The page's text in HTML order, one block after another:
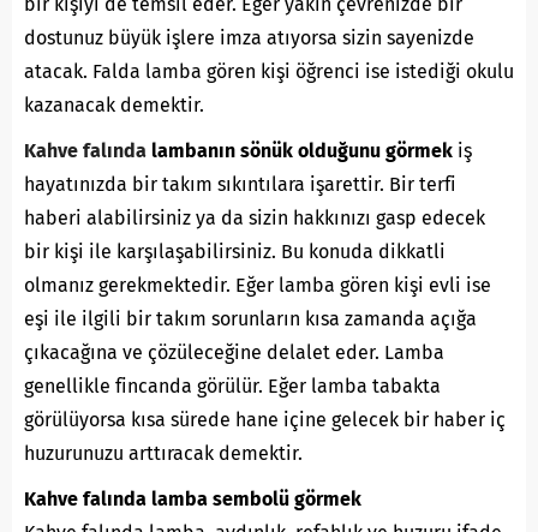
dostunuz büyük işlere imza atıyorsa sizin sayenizde
atacak. Falda lamba gören kişi öğrenci ise istediği okulu
kazanacak demektir.
Kahve falında lambanın sönük olduğunu görmek iş
hayatınızda bir takım sıkıntılara işarettir. Bir terfi
haberi alabilirsiniz ya da sizin hakkınızı gasp edecek
bir kişi ile karşılaşabilirsiniz. Bu konuda dikkatli
olmanız gerekmektedir. Eğer lamba gören kişi evli ise
eşi ile ilgili bir takım sorunların kısa zamanda açığa
çıkacağına ve çözüleceğine delalet eder. Lamba
genellikle fincanda görülür. Eğer lamba tabakta
görülüyorsa kısa sürede hane içine gelecek bir haber iç
huzurunuzu arttıracak demektir.
Kahve falında lamba sembolü görmek